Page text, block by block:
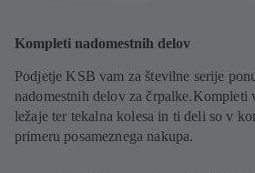
Kompleti nadomestnih delov
Podjetje KSB vam za številne serije
nadomestnih delov za črpalke.Kompleti
ležaje ter tekalna kolesa in ti deli so v
primeru posameznega nakupa.